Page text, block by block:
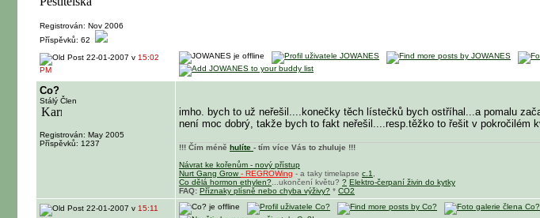
Registrován: Nov 2006
Příspěvků: 62
22-01-2007 v 15:02
PM
Co?
Stálý Člen
Registrován: May 2005
Příspěvků: 1237
imho. bych to už neřešil....konečky těch lístečků bych ostříhal...a pomalu
není moc dobrý, takže bych to fakt neřešil....resp.těžko to řešit v pokročilém
!!! Čím méně hulíte - tím více Vás to zhuluje !!!
Návrat ke kořenům - nový přístup
Nurt Gang Grow - REGROWing - a taky timelapse c.1
Co dělá hormon ethylen? ...ukončení květu? ? Elektro-čerpaní živin do kytky
FAQ: Příznaky plísně nebo chyba výživy? * CO2
22-01-2007 v 15:11